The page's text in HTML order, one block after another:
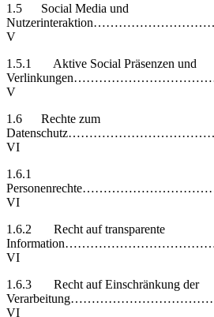
1.5 Social Media und
V
1.5.1 Aktive Social Präsenzen und
V
1.6 Rechte zum
VI
1.6.1
VI
1.6.2 Recht auf transparente
VI
1.6.3 Recht auf Einschränkung der
VI